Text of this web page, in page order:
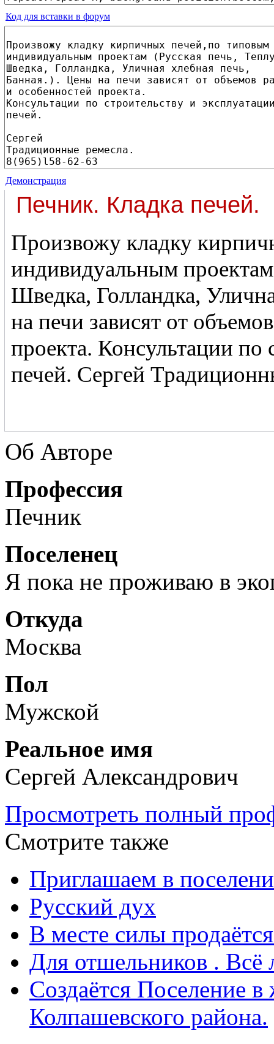
Код для вставки в форум
Демонстрация
Печник. Кладка печей.
Произвожу кладку
индивидуальным
Шведка, Голландка,
на печи зависят от
проекта. Консультации по
печей. Сергей
Об Авторе
Профессия
Печник
Поселенец
Я пока не проживаю в
Откуда
Москва
Пол
Мужской
Реальное имя
Сергей Александрович
Просмотреть полный
Смотрите также
Приглашаем в
Русский дух
В месте силы
Для отшельников . Всё
Создаётся Поселение
Колпашевского района.